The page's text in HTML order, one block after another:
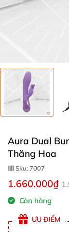
Aura Dual
Thăng Hoa
Sku:7007
1.660.000₫
Còn hàng
ƯU ĐIỂM